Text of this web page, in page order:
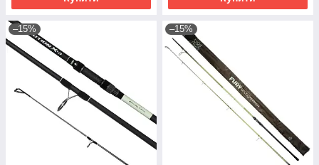
–15% –15%